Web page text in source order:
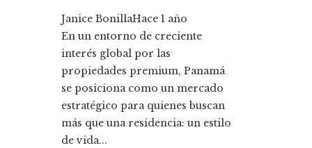
Janice BonillaHace 1 año
En un entorno de creciente
interés global por las
propiedades premium, Panamá
se posiciona como un mercado
estratégico para quienes buscan
más que una residencia: un estilo
de vida...